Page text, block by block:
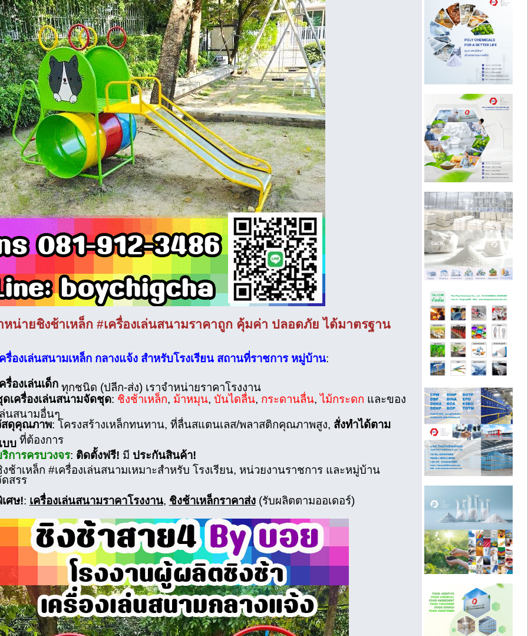
หน่ายชิงช้าเหล็ก #เครื่องเล่นสนามราคาถูก คุ้มค่า ปลอดภัย ได้มาตรฐาน
รื่องเล่นสนามเหล็ก กลางแจ้ง สำหรับโรงเรียน สถานที่ราชการ หมู่บ้าน:
รื่องเล่นเด็กทุกชนิด (ปลีก-ส่ง) เราจำหน่ายราคาโรงงาน
เครื่องเล่นสนามจัดชุด: ชิงช้าเหล็ก, ม้าหมุน, บันไดลื่น, กระดานลื่น,ไม้กระดก และของ
ล่นสนามอื่นๆ
สดุคุณภาพ: โครงสร้างเหล็กทนทาน, ที่ลื่นสแตนเลส/พลาสติกคุณภาพสูง, สั่งทำได้ตาม
บบที่ต้องการ
การครบวงจร: ติดตั้งฟรี! มี ประกันสินค้า!
งช้าเหล็ก #เครื่องเล่นสนามเหมาะสำหรับ โรงเรียน, หน่วยงานราชการ และหมู่บ้าน
ดสรร
ศษ!: เครื่องเล่นสนามราคาโรงงาน, ชิงช้าเหล็กราคาส่ง(รับผลิตตามออเดอร์)